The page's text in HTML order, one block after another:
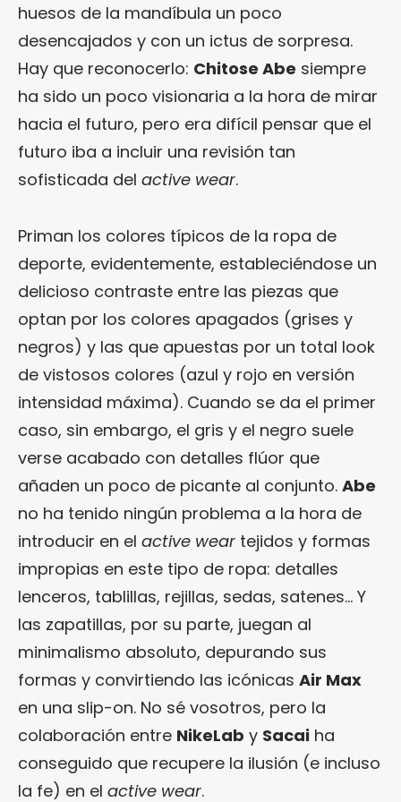
huesos de la mandíbula un poco
desencajados y con un ictus de sorpresa.
Hay que reconocerlo: Chitose Abe siempre
ha sido un poco visionaria a la hora de mirar
hacia el futuro, pero era difícil pensar que el
futuro iba a incluir una revisión tan
sofisticada del active wear.
Priman los colores típicos de la ropa de
deporte, evidentemente, estableciéndose un
delicioso contraste entre las piezas que
optan por los colores apagados (grises y
negros) y las que apuestas por un total look
de vistosos colores (azul y rojo en versión
intensidad máxima). Cuando se da el primer
caso, sin embargo, el gris y el negro suele
verse acabado con detalles flúor que
añaden un poco de picante al conjunto. Abe
no ha tenido ningún problema a la hora de
introducir en el active wear tejidos y formas
impropias en este tipo de ropa: detalles
lenceros, tablillas, rejillas, sedas, satenes… Y
las zapatillas, por su parte, juegan al
minimalismo absoluto, depurando sus
formas y convirtiendo las icónicas Air Max
en una slip-on. No sé vosotros, pero la
colaboración entre NikeLab y Sacai ha
conseguido que recupere la ilusión (e incluso
la fe) en el active wear.